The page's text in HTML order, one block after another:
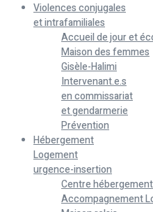
Violences conjugales
et intrafamiliales
Accueil de jour et
Maison des femmes
Gisèle-Halimi
Intervenant.e.s
en commissariat
et gendarmerie
Prévention
Hébergement
Logement
urgence-insertion
Centre
Accompagnement